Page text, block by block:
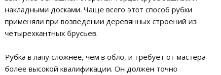
накладными досками. Чаще всего этот способ рубки
применяли при возведении деревянных строений из
четырехкантных брусьев.
Рубка в лапу сложнее, чем в обло, и требует от мастера
более высокой квалификации. Он должен точно